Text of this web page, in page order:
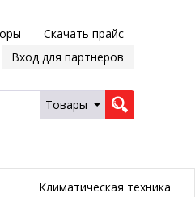
Скачать прайс
Вход для партнеров
Товары
Климатическая техника